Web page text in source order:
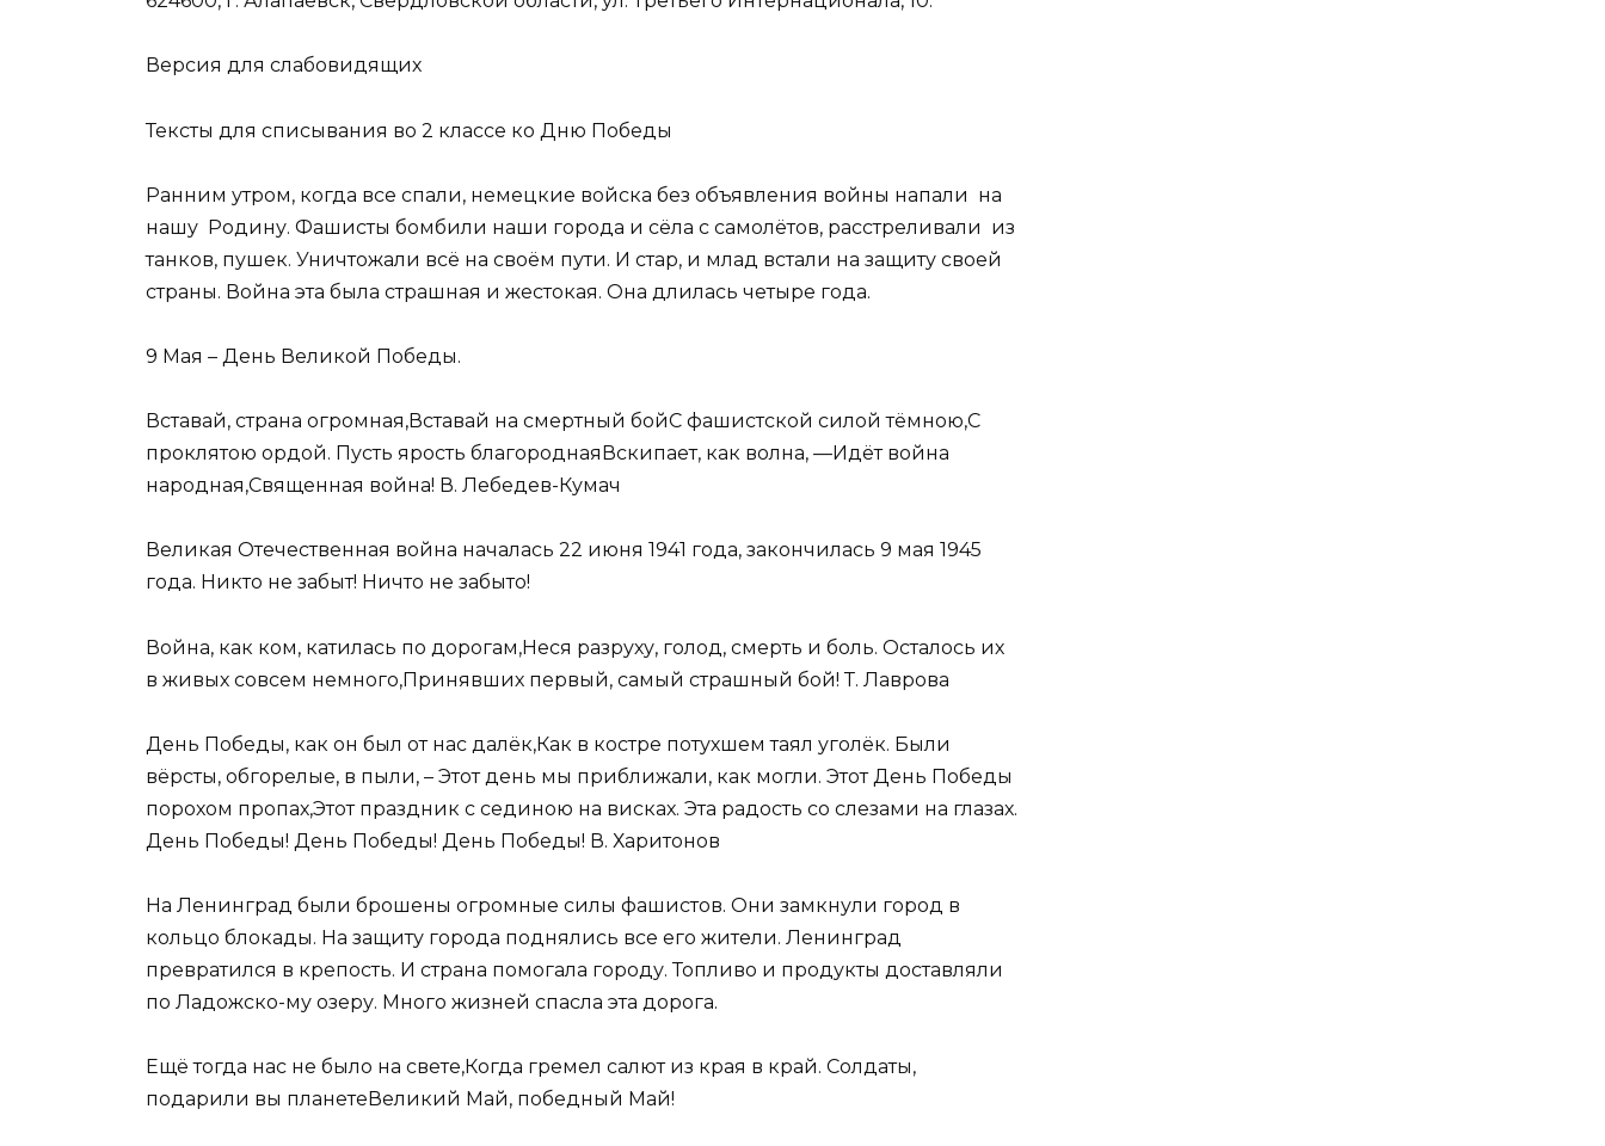
Версия для слабовидящих
Тексты для списывания во 2 классе ко Дню Победы
Ранним утром, когда все спали, немецкие войска без объявления войны напали на
нашу Родину. Фашисты бомбили наши города и сёла с самолётов, расстреливали из
танков, пушек. Уничтожали всё на своём пути. И стар, и млад встали на защиту своей
страны. Война эта была страшная и жестокая. Она длилась четыре года.
9 Мая – День Великой Победы.
Вставай, страна огромная,Вставай на смертный бойС фашистской силой тёмною,С
проклятою ордой. Пусть ярость благороднаяВскипает, как волна, —Идёт война
народная,Священная война! В. Лебедев-Кумач
Великая Отечественная война началась 22 июня 1941 года, закончилась 9 мая 1945
года. Никто не забыт! Ничто не забыто!
Война, как ком, катилась по дорогам,Неся разруху, голод, смерть и боль. Осталось их
в живых совсем немного,Принявших первый, самый страшный бой! Т. Лаврова
День Победы, как он был от нас далёк,Как в костре потухшем таял уголёк. Были
вёрсты, обгорелые, в пыли, – Этот день мы приближали, как могли. Этот День Победы
порохом пропах,Этот праздник с сединою на висках. Эта радость со слезами на глазах.
День Победы! День Победы! День Победы! В. Харитонов
На Ленинград были брошены огромные силы фашистов. Они замкнули город в
кольцо блокады. На защиту города поднялись все его жители. Ленинград
превратился в крепость. И страна помогала городу. Топливо и продукты доставляли
по Ладожско-му озеру. Много жизней спасла эта дорога.
Ещё тогда нас не было на свете,Когда гремел салют из края в край. Солдаты,
подарили вы планетеВеликий Май, победный Май!